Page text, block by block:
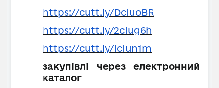
https://cutt.ly/DcIuoBR
https://cutt.ly/2cIug6h
https://cutt.ly/IcIun1m
закупівлі через електронний
каталог